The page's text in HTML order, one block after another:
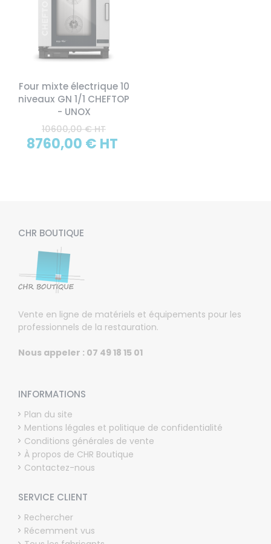
Four mixte électrique 10
niveaux GN 1/1 CHEFTOP
- UNOX
10600,00 € HT
8760,00 € HT
CHR BOUTIQUE
Vente en ligne de matériels et équipements pour les
professionnels de la restauration.
Nous appeler : 07 49 18 15 01
INFORMATIONS
Plan du site
Mentions légales et politique de confidentialité
Conditions générales de vente
À propos de CHR Boutique
Contactez-nous
SERVICE CLIENT
Rechercher
Récemment vus